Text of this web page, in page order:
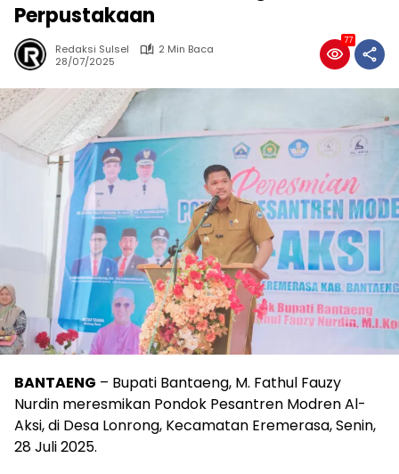
Perpustakaan
Redaksi Sulsel
2 Min Baca
28/07/2025
77
BANTAENG – Bupati Bantaeng, M. Fathul Fauzy
Nurdin meresmikan Pondok Pesantren Modren Al-
Aksi, di Desa Lonrong, Kecamatan Eremerasa, Senin,
28 Juli 2025.